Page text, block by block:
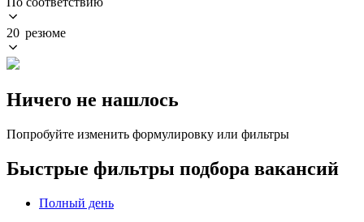
20 резюме
Ничего не нашлось
Попробуйте изменить формулировку или фильтры
Быстрые фильтры подбора вакансий
Полный день